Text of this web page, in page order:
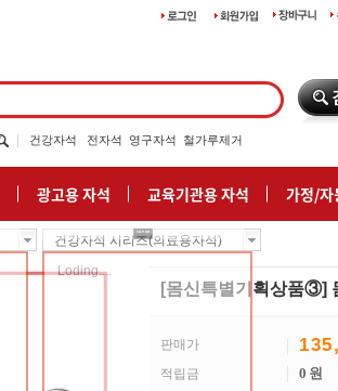
건강자석 전자석 영구자석 철가루제거
광고용 자석 교육기관용 자석 가정/자
건강자석 시리즈(의료용자석)
Loding....
[몸신특별기획상품③]
판매가
적립금 0 원